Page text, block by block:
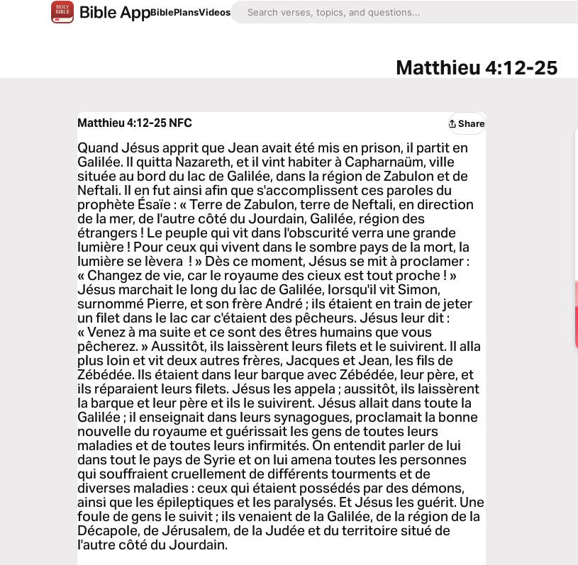
BiblePlansVideos
Matthieu 4:12-25
Matthieu 4:12-25NFC Share
Quand Jésus apprit que Jean avait été mis en prison, il partit en
Galilée. Il quitta Nazareth, et il vint habiter à Capharnaüm, ville
située au bord du lac de Galilée, dans la région de Zabulon et de
Neftali. Il en fut ainsi afin que s'accomplissent ces paroles du
prophète Ésaïe : « Terre de Zabulon, terre de Neftali, en direction
de la mer, de l'autre côté du Jourdain, Galilée, région des
étrangers ! Le peuple qui vit dans l'obscurité verra une grande
lumière ! Pour ceux qui vivent dans le sombre pays de la mort, la
lumière se lèvera ! » Dès ce moment, Jésus se mit à proclamer :
« Changez de vie, car le royaume des cieux est tout proche ! »
Jésus marchait le long du lac de Galilée, lorsqu'il vit Simon,
surnommé Pierre, et son frère André ; ils étaient en train de jeter
un filet dans le lac car c'étaient des pêcheurs. Jésus leur dit :
« Venez à ma suite et ce sont des êtres humains que vous
pêcherez. » Aussitôt, ils laissèrent leurs filets et le suivirent. Il alla
plus loin et vit deux autres frères, Jacques et Jean, les fils de
Zébédée. Ils étaient dans leur barque avec Zébédée, leur père, et
ils réparaient leurs filets. Jésus les appela ; aussitôt, ils laissèrent
la barque et leur père et ils le suivirent. Jésus allait dans toute la
Galilée ; il enseignait dans leurs synagogues, proclamait la bonne
nouvelle du royaume et guérissait les gens de toutes leurs
maladies et de toutes leurs infirmités. On entendit parler de lui
dans tout le pays de Syrie et on lui amena toutes les personnes
qui souffraient cruellement de différents tourments et de
diverses maladies : ceux qui étaient possédés par des démons,
ainsi que les épileptiques et les paralysés. Et Jésus les guérit. Une
foule de gens le suivit ; ils venaient de la Galilée, de la région de la
Décapole, de Jérusalem, de la Judée et du territoire situé de
l'autre côté du Jourdain.